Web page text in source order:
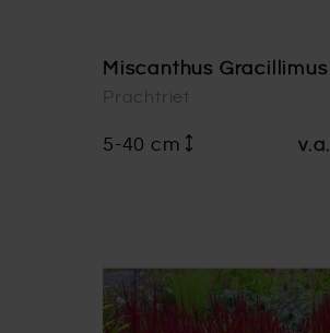
Miscanthus Gracillimus
Prachtriet
5-40 cm v.a.